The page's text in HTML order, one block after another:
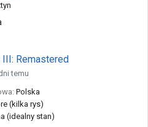
III: Remastered
temu
Polska
(kilka rys)
(idealny stan)